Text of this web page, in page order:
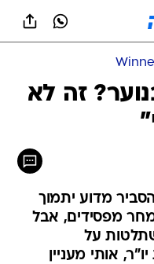
זה לא
מדוע יתמוך
מפסידים, אבל
על
אותי מעניין